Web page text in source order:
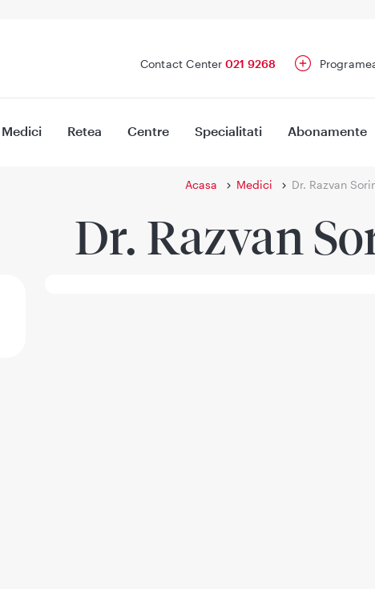
Contact Center 021 9268
Medici Retea Centre Specialitati Abonamente
Acasa Medici Dr. Razvan
Dr. Razvan